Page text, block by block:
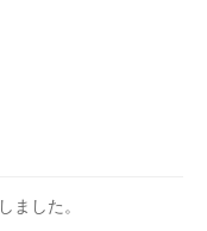
ました。